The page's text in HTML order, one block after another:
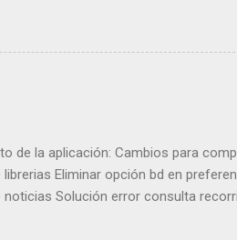
mejora para tenerla al día. Versión
de la aplicación: Cambios para
Eliminar opción bd en
Solución error consulta